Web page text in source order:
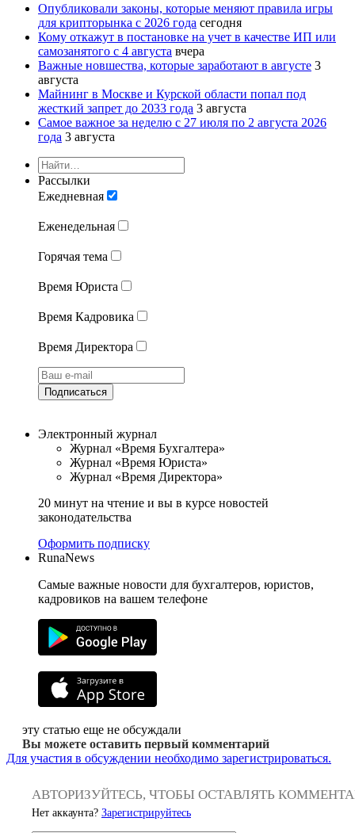
Опубликовали законы, которые меняют правила игры
для крипторынка с 2026 года сегодня
Кому откажут в постановке на учет в качестве ИП или
самозанятого с 4 августа вчера
Важные новшества, которые заработают в августе 3
августа
Майнинг в Москве и Курской области попал под
жесткий запрет до 2033 года 3 августа
Самое важное за неделю с 27 июля по 2 августа 2026
года 3 августа
Рассылки
Ежедневная
Еженедельная
Горячая тема
Время Юриста
Время Кадровика
Время Директора
Подписаться
Электронный журнал
Журнал «Время Бухгалтера»
Журнал «Время Юриста»
Журнал «Время Директора»
20 минут на чтение и вы в курсе новостей
законодательства
Оформить подписку
RunaNews
Самые важные новости для бухгалтеров, юристов,
кадровиков на вашем телефоне
эту статью еще не обсуждали
Вы можете оставить первый комментарий
Для участия в обсуждении необходимо зарегистрироваться.
АВТОРИЗУЙТЕСЬ, ЧТОБЫ ОСТАВЛЯТЬ
Нет аккаунта? Зарегистрируйтесь